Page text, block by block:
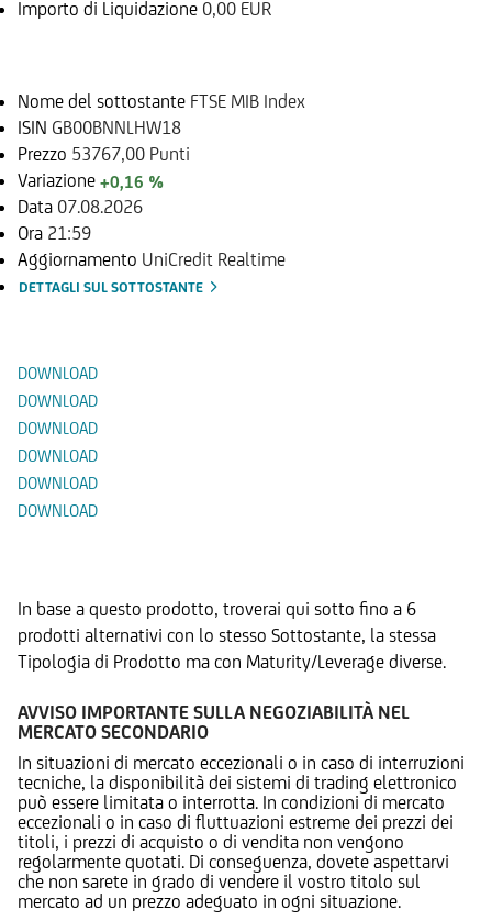
Importo di Liquidazione 0,00 EUR
Nome del sottostante FTSE MIB Index
ISIN GB00BNNLHW18
Prezzo 53767,00 Punti
Variazione +0,16 %
Data 07.08.2026
Ora 21:59
Aggiornamento UniCredit Realtime
DETTAGLI SUL SOTTOSTANTE
DOWNLOAD
DOWNLOAD
DOWNLOAD
DOWNLOAD
DOWNLOAD
DOWNLOAD
In base a questo prodotto, troverai qui sotto fino a 6
prodotti alternativi con lo stesso Sottostante, la stessa
Tipologia di Prodotto ma con Maturity/Leverage diverse.
AVVISO IMPORTANTE SULLA NEGOZIABILITÀ NEL
MERCATO SECONDARIO
In situazioni di mercato eccezionali o in caso di interruzioni
tecniche, la disponibilità dei sistemi di trading elettronico
può essere limitata o interrotta. In condizioni di mercato
eccezionali o in caso di fluttuazioni estreme dei prezzi dei
titoli, i prezzi di acquisto o di vendita non vengono
regolarmente quotati. Di conseguenza, dovete aspettarvi
che non sarete in grado di vendere il vostro titolo sul
mercato ad un prezzo adeguato in ogni situazione.